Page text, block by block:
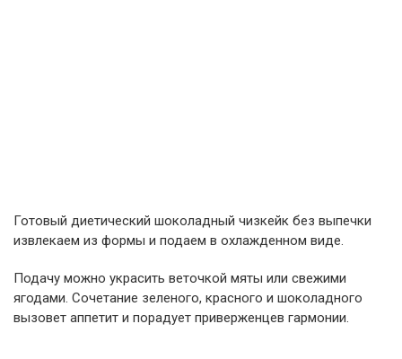
Готовый диетический шоколадный чизкейк без выпечки
извлекаем из формы и подаем в охлажденном виде.
Подачу можно украсить веточкой мяты или свежими
ягодами. Сочетание зеленого, красного и шоколадного
вызовет аппетит и порадует приверженцев гармонии.